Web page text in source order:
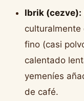
Ibrik (cezve):
culturalmente
fino (casi
calentado
yemeníes
de café.